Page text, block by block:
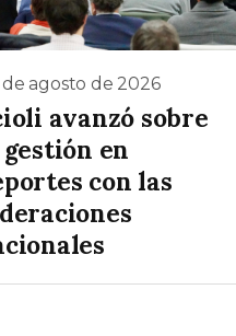
agosto de 2026
avanzó sobre
en
con las